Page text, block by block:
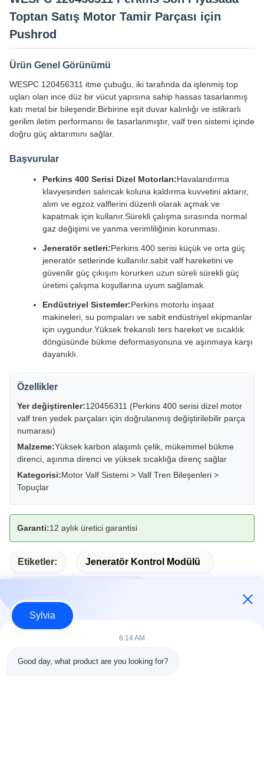
Toptan Satış Motor Tamir Parçası için
Pushrod
Ürün Genel Görünümü
WESPC 120456311 itme çubuğu, iki tarafında da işlenmiş top
uçları olan ince düz bir vücut yapısına sahip hassas tasarlanmış
katı metal bir bileşendir.Birbirine eşit duvar kalınlığı ve istikrarlı
gerilim iletim performansı ile tasarlanmıştır, valf tren sistemi içinde
doğru güç aktarımını sağlar.
Başvurular
Perkins 400 Serisi Dizel Motorları:Havalandırma
klavyesinden salıncak koluna kaldırma kuvvetini aktarır,
alım ve egzoz valflerini düzenli olarak açmak ve
kapatmak için kullanır.Sürekli çalışma sırasında normal
gaz değişimi ve yanma verimliliğinin korunması.
Jeneratör setleri:Perkins 400 serisi küçük ve orta güç
jeneratör setlerinde kullanılır.sabit valf hareketini ve
güvenilir güç çıkışını korurken uzun süreli sürekli güç
üretimi çalışma koşullarına uyum sağlamak.
Endüstriyel Sistemler:Perkins motorlu inşaat
makineleri, su pompaları ve sabit endüstriyel ekipmanlar
için uygundur.Yüksek frekanslı ters hareket ve sıcaklık
döngüsünde bükme deformasyonuna ve aşınmaya karşı
dayanıklı.
Özellikler
Yer değiştirenler:120456311 (Perkins 400 serisi dizel motor
valf tren yedek parçaları için doğrulanmış değiştirilebilir parça
numarası)
Malzeme:Yüksek karbon alaşımlı çelik, mükemmel bükme
direnci, aşınma direnci ve yüksek sıcaklığa direnç sağlar
Kategorisi:Motor Valf Sistemi > Valf Tren Bileşenleri >
Topuçlar
Garanti:12 aylık üretici garantisi
Etiketler: Jeneratör Kontrol Modülü
Hızlı İletişim
Sylvia
6:14 AM
Good day, what product are you looking for?